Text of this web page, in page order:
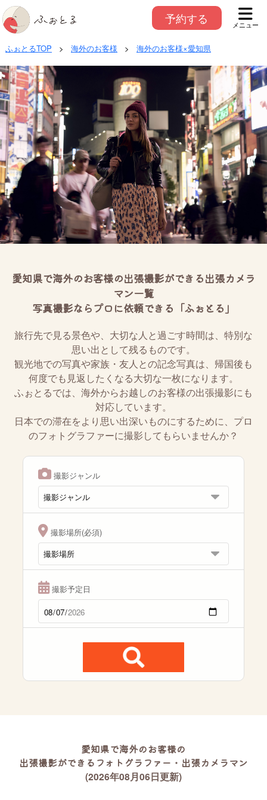
予約する メニュー
ふぉとるTOP > 海外のお客様 > 海外のお客様×愛知県
愛知県で海外のお客様の出張撮影ができる出張カメラ
マン一覧
写真撮影ならプロに依頼できる「ふぉとる」
旅行先で見る景色や、大切な人と過ごす時間は、特別な
思い出として残るものです。
観光地での写真や家族・友人との記念写真は、帰国後も
何度でも見返したくなる大切な一枚になります。
ふぉとるでは、海外からお越しのお客様の出張撮影にも
対応しています。
日本での滞在をより思い出深いものにするために、プロ
のフォトグラファーに撮影してもらいませんか？
撮影ジャンル
撮影場所(必須)
撮影予定日
愛知県で海外のお客様の
出張撮影ができるフォトグラファー・出張カメラマン
(2026年08月06日更新)